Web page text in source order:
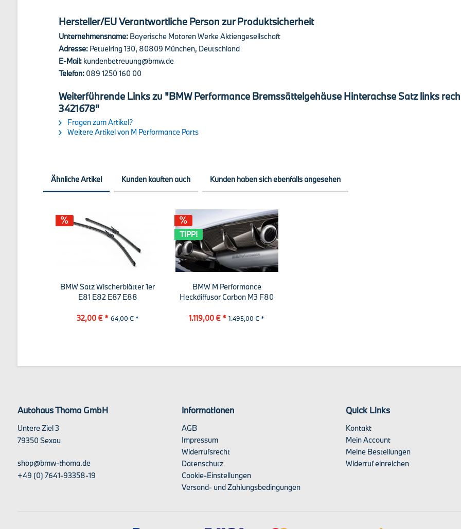
Hersteller/EU Verantwortliche Person zur Produktsicherheit
Unternehmensname: Bayerische Motoren Werke Aktiengesellschaft
Adresse: Petuelring 130, 80809 München, Deutschland
E-Mail: kundenbetreuung@bmw.de
Telefon: 089 1250 160 00
Weiterführende Links zu "BMW Performance Bremssättelgehäuse Hinterachse Satz links
3421678"
Fragen zum Artikel?
Weitere Artikel von M Performance Parts
Ähnliche Artikel Kunden kauften auch Kunden haben sich ebenfalls angesehen
BMW Satz Wischerblätter 1er
E81 E82 E87 E88
32,00 € * 64,00 € *
TIPP!
BMW M Performance
Heckdiffusor Carbon M3 F80
1.119,00 € * 1.495,00 € *
Autohaus Thoma GmbH
Untere Ziel 3
79350 Sexau
shop@bmw-thoma.de
+49 (0) 7641-93358-19
Informationen
AGB
Impressum
Widerrufsrecht
Datenschutz
Cookie-Einstellungen
Versand- und Zahlungsbedingungen
Quick Links
Kontakt
Mein Account
Meine Bestellungen
Widerruf einreichen